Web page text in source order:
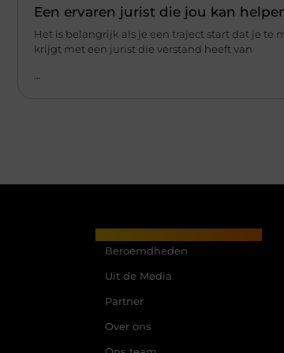
Een ervaren jurist die jou kan
Het is belangrijk als je een traject start dat je te
krijgt met een jurist die verstand heeft van
...
Beroemdheden
Uit de Media
Partner
Over ons